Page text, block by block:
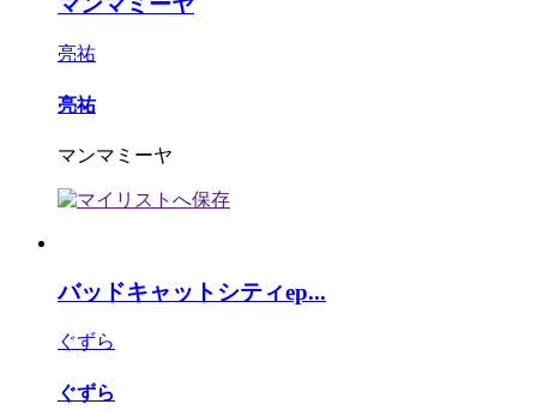
亮祐
亮祐
マンマミーヤ
バッドキャットシティep...
ぐずら
ぐずら